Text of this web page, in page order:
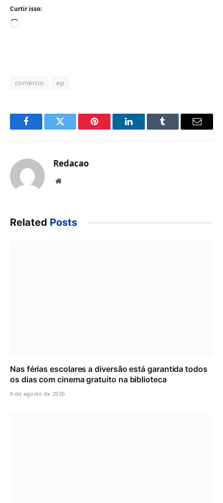
Curtir isso:
Carregando...
comércio ep
FacebookTwitter Pinterest LinkedInTumblr Email
Redacao
Website
Related Posts
Nas férias escolares a diversão está garantida todos
os dias com cinema gratuito na biblioteca
9 de agosto de 2026